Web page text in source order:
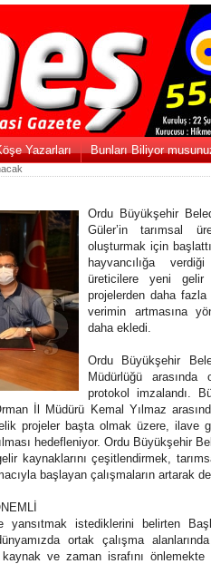
Yazarları Bunları Biliyor
Ordu Büyükşehir
Güler’in tarımsal
oluşturmak için
hayvancılığa
üreticilere yeni gelir
projelerden daha fazla
verimin artmasına
daha ekledi.
Ordu Büyükşehir
Müdürlüğü
protokol imzalandı.
İl Müdürü Kemal Yılmaz
projeler başta olmak üzere, ilave
hedefleniyor. Ordu Büyükşehir
kaynaklarını çeşitlendirmek,
başlayan çalışmaların artarak
istediklerini belirten
ortak çalışma
ve zaman israfını